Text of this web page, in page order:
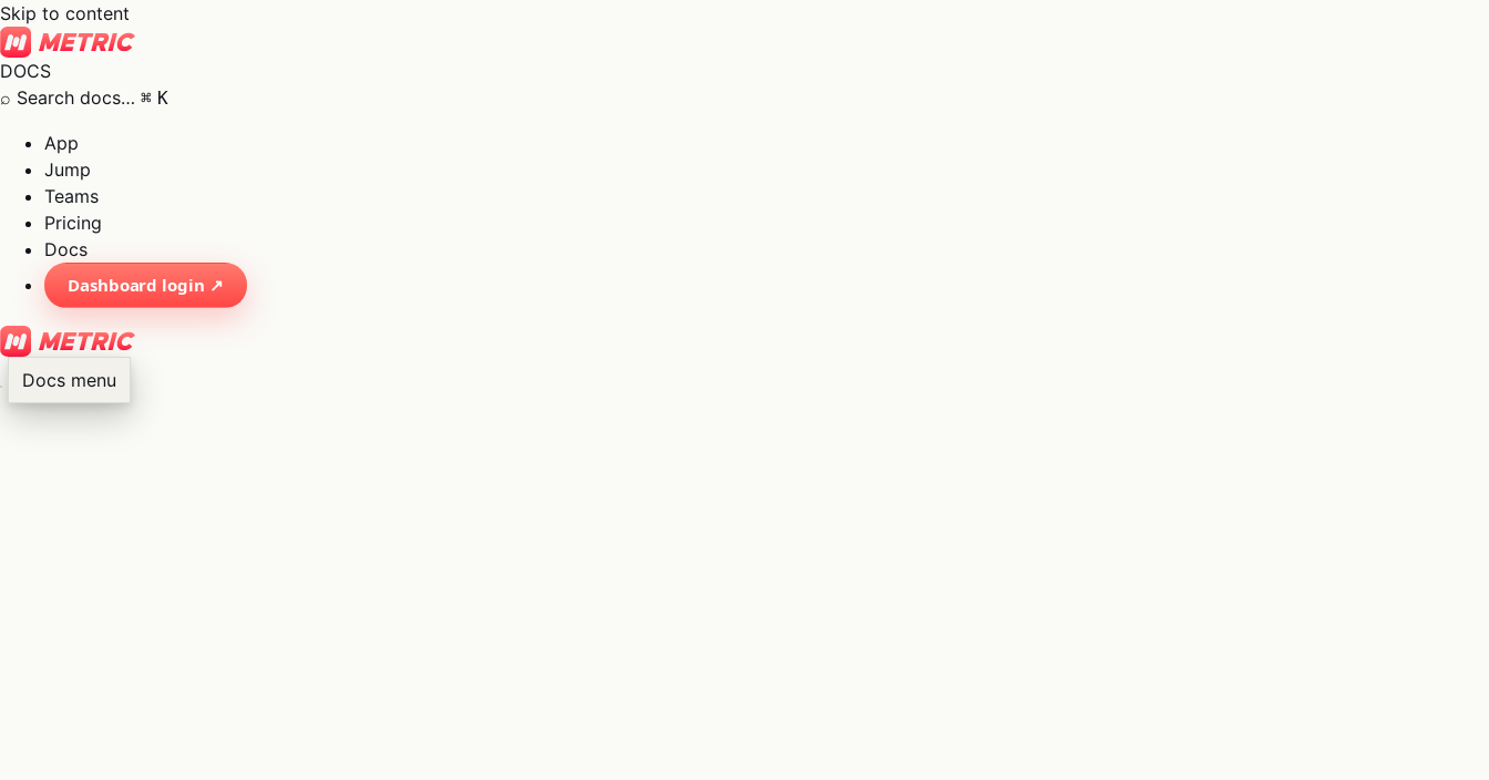
Skip to content
DOCS
⌕ Search docs… ⌘ K
App
Jump
Teams
Pricing
Docs
Dashboard login ↗
Docs menu